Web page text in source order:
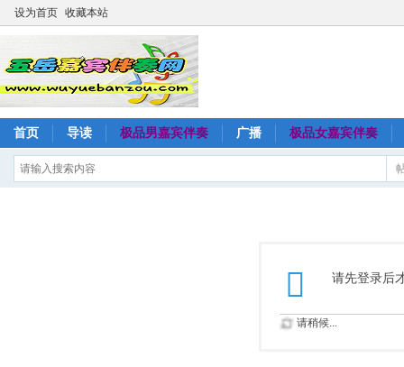
设为首页 收藏本站
首页 导读 极品男嘉宾伴奏 广播 极品女嘉宾伴奏
请先登录后
请稍候...